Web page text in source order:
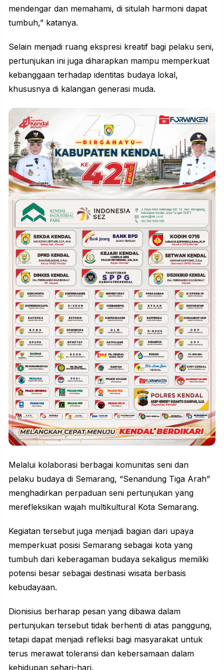
mendengar dan memahami, di situlah harmoni dapat
tumbuh,” katanya.
Selain menjadi ruang ekspresi kreatif bagi pelaku seni,
pertunjukan ini juga diharapkan mampu memperkuat
kebanggaan terhadap identitas budaya lokal,
khususnya di kalangan generasi muda.
Melalui kolaborasi berbagai komunitas seni dan
pelaku budaya di Semarang, “Senandung Tiga Arah”
menghadirkan perpaduan seni pertunjukan yang
merefleksikan wajah multikultural Kota Semarang.
Kegiatan tersebut juga menjadi bagian dari upaya
memperkuat posisi Semarang sebagai kota yang
tumbuh dari keberagaman budaya sekaligus memiliki
potensi besar sebagai destinasi wisata berbasis
kebudayaan.
Dionisius berharap pesan yang dibawa dalam
pertunjukan tersebut tidak berhenti di atas panggung,
tetapi dapat menjadi refleksi bagi masyarakat untuk
terus merawat toleransi dan kebersamaan dalam
kehidupan sehari-hari.